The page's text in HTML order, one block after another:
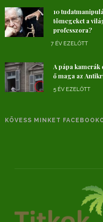
10
tömegeket a
professzora?
7 ÉV EZELŐTT
A pápa
ő maga az
5 ÉV EZELŐTT
KÖVESS MINKET